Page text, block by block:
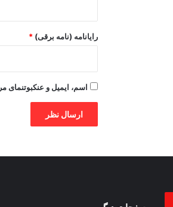
رایانامه (نامه برقی) *
اسم، ایمیل و عنکبوتنمای